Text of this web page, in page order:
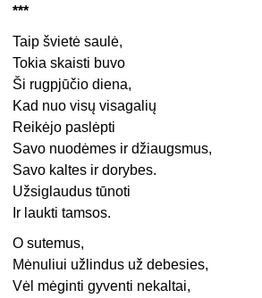
***
Taip švietė saulė,
Tokia skaisti buvo
Ši rugpjūčio diena,
Kad nuo visų visagalių
Reikėjo paslėpti
Savo nuodėmes ir džiaugsmus,
Savo kaltes ir dorybes.
Užsiglaudus tūnoti
Ir laukti tamsos.
O sutemus,
Mėnuliui užlindus už debesies,
Vėl mėginti gyventi nekaltai,